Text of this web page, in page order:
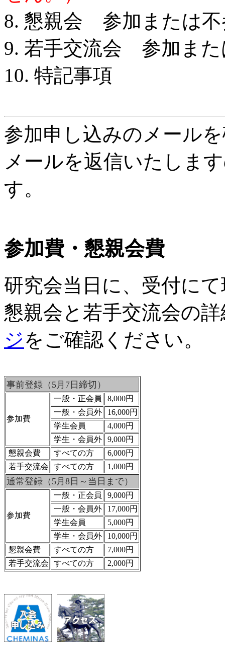
8. 懇親会 参加または不
9. 若手交流会 参加また
10. 特記事項
参加申し込みのメール
メールを返信いたしま
す。
参加費・懇親会費
研究会当日に、受付に
懇親会と若手交流会の
ジをご確認ください。
事前登録（5月7日締切）
参加費
一般・正会員
8,000円
一般・会員外
16,000円
学生会員
4,000円
学生・会員外
9,000円
懇親会費
すべての方
6,000円
若手交流会
すべての方 1,000円
通常登録（5月8日～当日まで）
参加費
一般・正会員
9,000円
一般・会員外
17,000円
学生会員
5,000円
学生・会員外
10,000円
懇親会費
すべての方
7,000円
若手交流会
すべての方 2,000円